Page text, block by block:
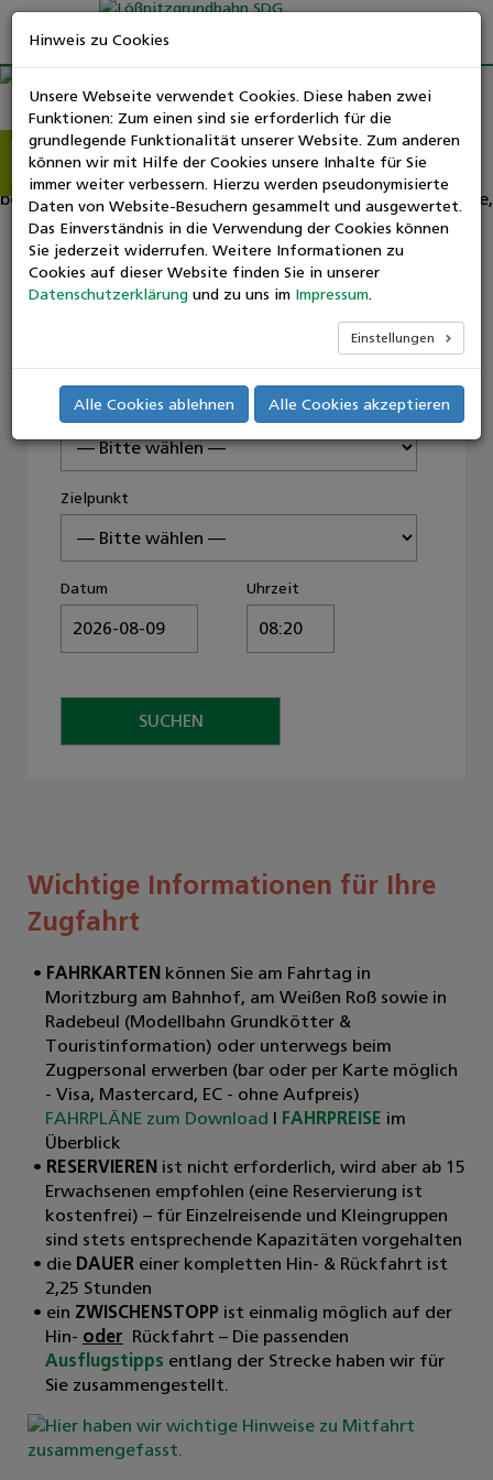
Suchen
nach:
Weiter
Fahrplanauskunft
Startpunkt
Zielpunkt
Datum Uhrzeit
Wichtige Informationen für Ihre
Zugfahrt
FAHRKARTEN können Sie am Fahrtag in
Moritzburg am Bahnhof, am Weißen Roß sowie in
Radebeul (Modellbahn Grundkötter &
Touristinformation) oder unterwegs beim
Zugpersonal erwerben (bar oder per Karte möglich
- Visa, Mastercard, EC - ohne Aufpreis)
FAHRPLÄNE zum Download | FAHRPREISE im
Überblick
RESERVIEREN ist nicht erforderlich, wird aber ab 15
Erwachsenen empfohlen (eine Reservierung ist
kostenfrei) – für Einzelreisende und Kleingruppen
sind stets entsprechende Kapazitäten vorgehalten
die DAUER einer kompletten Hin- & Rückfahrt ist
2,25 Stunden
ein ZWISCHENSTOPP ist einmalig möglich auf der
Hin- oder Rückfahrt – Die passenden
Ausflugstipps entlang der Strecke haben wir für
Sie zusammengestellt.
Hinweis zu Cookies
Unsere Webseite verwendet Cookies. Diese haben zwei
Funktionen: Zum einen sind sie erforderlich für die
grundlegende Funktionalität unserer Website. Zum anderen
können wir mit Hilfe der Cookies unsere Inhalte für Sie
immer weiter verbessern. Hierzu werden pseudonymisierte
Daten von Website-Besuchern gesammelt und ausgewertet.
Das Einverständnis in die Verwendung der Cookies können
Sie jederzeit widerrufen. Weitere Informationen zu
Cookies auf dieser Website finden Sie in unserer
Datenschutzerklärung und zu uns im Impressum
Einstellungen
Alle Cookies ablehnen Alle Cookies akzeptieren